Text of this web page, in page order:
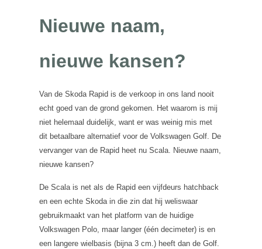
Nieuwe naam,
nieuwe kansen?
Van de Skoda Rapid is de verkoop in ons land nooit
echt goed van de grond gekomen. Het waarom is mij
niet helemaal duidelijk, want er was weinig mis met
dit betaalbare alternatief voor de Volkswagen Golf. De
vervanger van de Rapid heet nu Scala. Nieuwe naam,
nieuwe kansen?
De Scala is net als de Rapid een vijfdeurs hatchback
en een echte Skoda in die zin dat hij weliswaar
gebruikmaakt van het platform van de huidige
Volkswagen Polo, maar langer (één decimeter) is en
een langere wielbasis (bijna 3 cm.) heeft dan de Golf.